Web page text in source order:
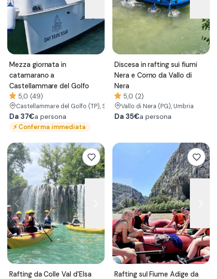
Mezza giornata in
catamarano a
Castellammare del Golfo
5,0 (49)
Castellammare del Golfo (TP), Sicilia
Da 37€a persona
⚡Conferma immediata
Discesa in rafting sui fiumi
Nera e Corno da Vallo di
Nera
5,0 (2)
Vallo di Nera (PG), Umbria
Da 35€a persona
Rafting da Colle Val d'Elsa
Rafting sul Fiume Adige da